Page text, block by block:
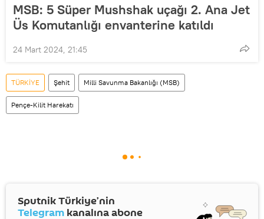
MSB: 5 Süper Mushshak uçağı 2. Ana Jet
Üs Komutanlığı envanterine katıldı
24 Mart 2024, 21:45
TÜRKİYE Şehit Milli Savunma Bakanlığı (MSB)
Pençe-Kilit Harekatı
Sputnik Türkiye’nin
Telegram kanalına abone